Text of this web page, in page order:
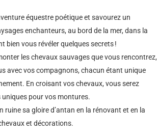
équestre poétique et savourez un
enchanteurs, au bord de la mer, dans la
bien vous révéler quelques secrets !
les chevaux sauvages que vous rencontrez,
avec vos compagnons, chacun étant unique
En croisant vos chevaux, vous serez
uniques pour vos montures.
ruine sa gloire d’antan en la rénovant et en la
et décorations.